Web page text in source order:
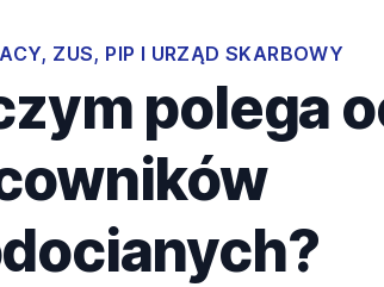
ZUS, PIP I URZĄD SKARBOWY
polega